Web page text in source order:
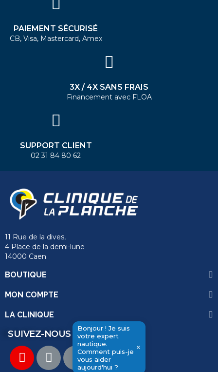
Bonjour ! Je suis
votre expert
nautique.
Comment puis-je
vous aider
aujourd'hui ?
×
PAIEMENT SÉCURISÉ
CB, Visa, Mastercard, Amex
3X / 4X SANS FRAIS
Financement avec FLOA
SUPPORT CLIENT
02 31 84 80 62
11 Rue de la dives,
4 Place de la demi-lune
14000 Caen
BOUTIQUE
MON COMPTE
LA CLINIQUE
SUIVEZ-NOUS